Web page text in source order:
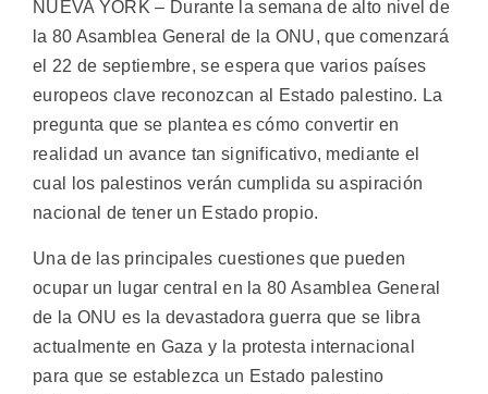
NUEVA YORK – Durante la semana de alto nivel de
la 80 Asamblea General de la ONU, que comenzará
el 22 de septiembre, se espera que varios países
europeos clave reconozcan al Estado palestino. La
pregunta que se plantea es cómo convertir en
realidad un avance tan significativo, mediante el
cual los palestinos verán cumplida su aspiración
nacional de tener un Estado propio.
Una de las principales cuestiones que pueden
ocupar un lugar central en la 80 Asamblea General
de la ONU es la devastadora guerra que se libra
actualmente en Gaza y la protesta internacional
para que se establezca un Estado palestino